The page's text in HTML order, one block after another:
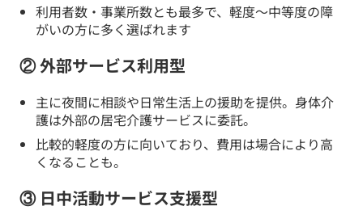
利用者数・事業所数とも最多で、軽度〜中等度の障
がいの方に多く選ばれます
② 外部サービス利用型
主に夜間に相談や日常生活上の援助を提供。身体介
護は外部の居宅介護サービスに委託。
比較的軽度の方に向いており、費用は場合により高
くなることも。
③ 日中活動サービス支援型